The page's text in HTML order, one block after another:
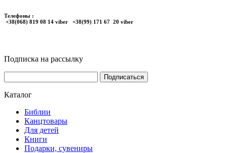
Телефоны :
+38(068) 819 08 14 viber +38(99) 171 67 20 viber
Подписка на рассылку
Каталог
Библии
Канцтовары
Для детей
Книги
Подарки, сувениры